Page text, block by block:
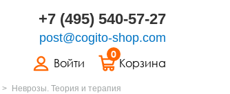
+7 (495) 540-57-27
post@cogito-shop.com
Войти
0
Корзина
Неврозы. Теория и терапия